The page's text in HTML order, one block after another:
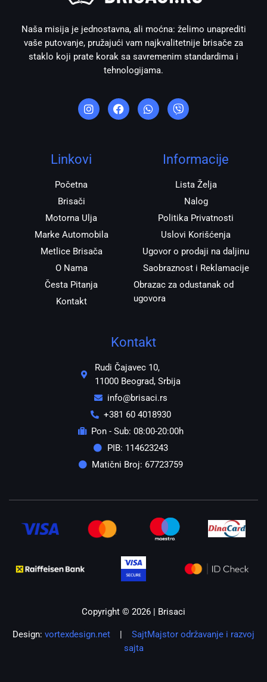
Naša misija je jednostavna, ali moćna: želimo unaprediti
vaše putovanje, pružajući vam najkvalitetnije brisače za
staklo koji prate korak sa savremenim standardima i
tehnologijama.
n
s
t
r
a
a
c
e
h
a
t
i
b
e
Linkovi
Početna
Brisači
Motorna Ulja
Marke Automobila
Metlice Brisača
O Nama
Česta Pitanja
Kontakt
Informacije
Lista Želja
Nalog
Politika Privatnosti
Uslovi Korišćenja
Ugovor o prodaji na daljinu
Saobraznost i Reklamacije
Obrazac za odustanak od
ugovora
Kontakt
Rudi Čajavec 10,
11000 Beograd, Srbija
info@brisaci.rs
+381 60 4018930
Pon - Sub: 08:00-20:00h
PIB: 114623243
Matični Broj: 67723759
Copyright © 2026 | Brisaci
Design: vortexdesign.net | SajtMajstor održavanje i razvoj
sajta